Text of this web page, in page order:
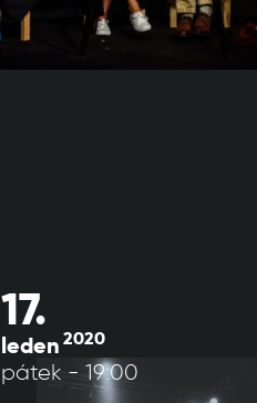
17.
leden2020
pátek - 19:00